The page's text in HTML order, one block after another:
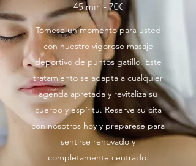
45 min - 70€
Tómese un momento para usted
con nuestro vigoroso masaje
deportivo de puntos gatillo. Este
tratamiento se adapta a cualquier
agenda apretada y revitaliza su
cuerpo y espíritu. Reserve su cita
con nosotros hoy y prepárese para
sentirse renovado y
completamente centrado.